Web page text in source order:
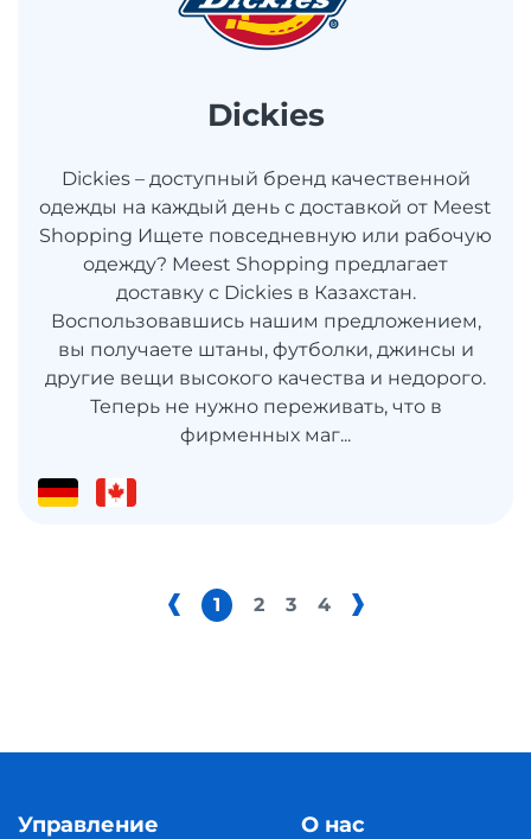
Dickies
Dickies – доступный бренд качественной
одежды на каждый день с доставкой от Meest
Shopping Ищете повседневную или рабочую
одежду? Meest Shopping предлагает
доставку с Dickies в Казахстан.
Воспользовавшись нашим предложением,
вы получаете штаны, футболки, джинсы и
другие вещи высокого качества и недорого.
Теперь не нужно переживать, что в
фирменных маг...
1 2 3 4
Управление
О нас